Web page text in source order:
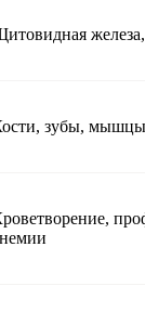
зубы, мышцы